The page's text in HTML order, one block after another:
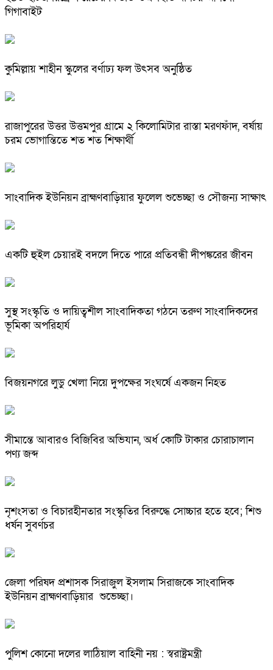
গিগাবাইট
কুমিল্লায় শাহীন স্কুলের বর্ণাঢ্য ফল উৎসব অনুষ্ঠিত
রাজাপুরের উত্তর উত্তমপুর গ্রামে ২ কিলোমিটার রাস্তা মরণফাঁদ, বর্ষায়
চরম ভোগান্তিতে শত শত শিক্ষার্থী
সাংবাদিক ইউনিয়ন ব্রাহ্মণবাড়িয়ার ফুলেল শুভেচ্ছা ও সৌজন্য সাক্ষাৎ
একটি হুইল চেয়ারই বদলে দিতে পারে প্রতিবন্ধী দীপঙ্করের জীবন
সুস্থ সংস্কৃতি ও দায়িত্বশীল সাংবাদিকতা গঠনে তরুণ সাংবাদিকদের
ভূমিকা অপরিহার্য
বিজয়নগরে লুডু খেলা নিয়ে দুপক্ষের সংঘর্ষে একজন নিহত
সীমান্তে আবারও বিজিবির অভিযান, অর্ধ কোটি টাকার চোরাচালান
পণ্য জব্দ
নৃশংসতা ও বিচারহীনতার সংস্কৃতির বিরুদ্ধে সোচ্চার হতে হবে; শিশু
ধর্ষন সুবর্ণচর
জেলা পরিষদ প্রশাসক সিরাজুল ইসলাম সিরাজকে সাংবাদিক
ইউনিয়ন ব্রাহ্মণবাড়িয়ার শুভেচ্ছা।
পুলিশ কোনো দলের লাঠিয়াল বাহিনী নয় : স্বরাষ্ট্রমন্ত্রী